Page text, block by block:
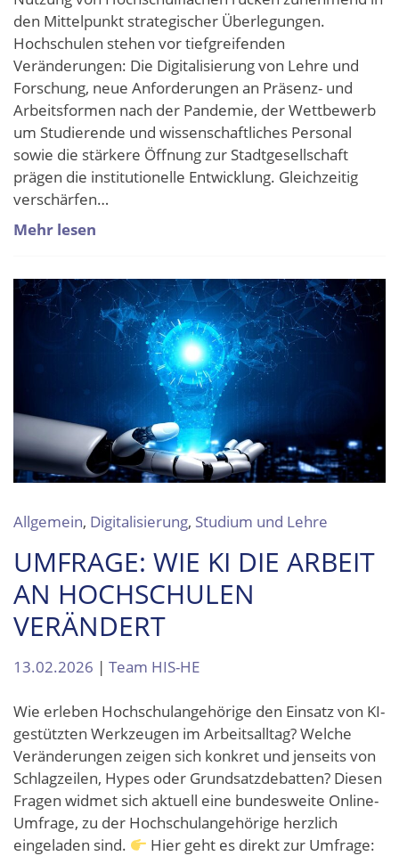
den Mittelpunkt strategischer Überlegungen.
Hochschulen stehen vor tiefgreifenden
Veränderungen: Die Digitalisierung von Lehre und
Forschung, neue Anforderungen an Präsenz- und
Arbeitsformen nach der Pandemie, der Wettbewerb
um Studierende und wissenschaftliches Personal
sowie die stärkere Öffnung zur Stadtgesellschaft
prägen die institutionelle Entwicklung. Gleichzeitig
verschärfen…
Mehr lesen
Allgemein, Digitalisierung, Studium und Lehre
UMFRAGE: WIE KI DIE ARBEIT
AN HOCHSCHULEN
VERÄNDERT
13.02.2026 | Team HIS-HE
Wie erleben Hochschulangehörige den Einsatz von KI-
gestützten Werkzeugen im Arbeitsalltag? Welche
Veränderungen zeigen sich konkret und jenseits von
Schlagzeilen, Hypes oder Grundsatzdebatten? Diesen
Fragen widmet sich aktuell eine bundesweite Online-
Umfrage, zu der Hochschulangehörige herzlich
eingeladen sind.
Hier geht es direkt zur Umfrage: